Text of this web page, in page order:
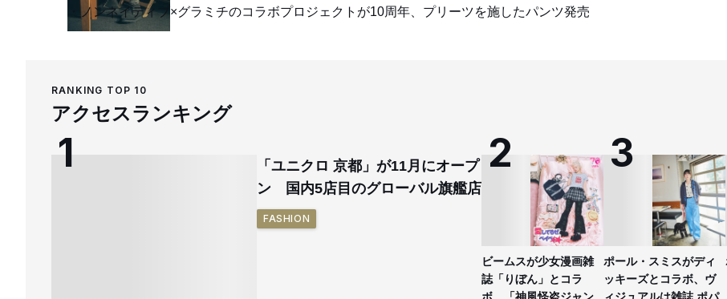
ノンネイティブ×グラミチのコラボプロジェクトが10周年、プリーツを施したパンツ発売
RANKING TOP 10
アクセスランキング
「ユニクロ 京都」が11月にオープ
ン 国内5店目のグローバル旗艦店
FASHION
ビームスが少女漫画雑
誌「りぼん」とコラ
ポール・スミスがディ
ッキーズとコラボ、ヴ